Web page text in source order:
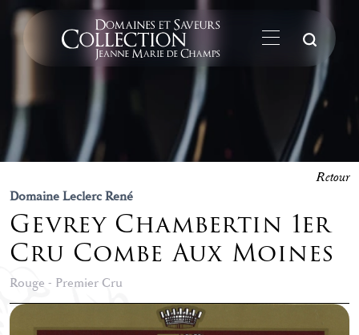
Domaine Leclerc René
Gevrey Chambertin 1er
Cru Combe Aux Moines
Rouge - Premier Cru
Retour